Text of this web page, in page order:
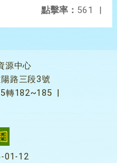
點擊率： 561 |
源中心
路三段3號
轉182~185
01-12